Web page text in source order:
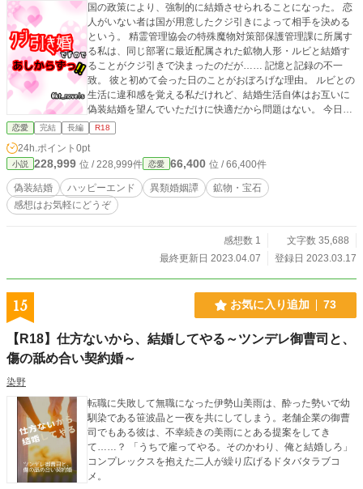
国の政策により、強制的に結婚させられることになった。 恋
人がいない者は国が用意したクジ引きによって相手を決める
という。 精霊管理協会の特殊魔物対策部保護管理課に所属す
る私は、同じ部署に最近配属された鉱物人形・ルビと結婚す
ることがクジ引きで決まったのだが…… 記憶と記録の不一
致。 彼と初めて会った日のことがおぼろげな理由。 ルビとの
生活に違和感を覚える私だけれど、結婚生活自体はお互いに
偽装結婚を望んでいただけに快適だから問題はない。 今日も
伴侶で相棒のルビと一緒に戦場を華麗に舞う。 ※オトナ向け
加筆版『クジ引き婚ですのであしからずっ‼︎』をムーンライト
ノベルズで掲載中 ※カクヨム・ノベルアップ＋にて全年齢版
『伴侶より戦場にトキメク私は変ですか⁉︎』を掲載中
恋愛 完結 長編 R18
24h.ポイント 0pt
小説 228,999 位 / 228,999件 恋愛 66,400 位 / 66,400件
偽装結婚 ハッピーエンド 異類婚姻譚
鉱物・宝石
感想はお気軽にどうぞ
感想数 1
文字数 35,688
最終更新日 2023.04.07
登録日 2023.03.17
15 お気に入り追加 73
【R18】仕方ないから、結婚してやる～ツンデレ御曹司と、
傷の舐め合い契約婚～
染野
転職に失敗して無職になった伊勢山美雨は、酔った勢いで幼
馴染である笹波晶と一夜を共にしてしまう。老舗企業の御曹
司でもある彼は、不幸続きの美雨にとある提案をしてき
て……？ 「うちで雇ってやる。そのかわり、俺と結婚しろ」
コンプレックスを抱えた二人が繰り広げるドタバタラブコ
メ。